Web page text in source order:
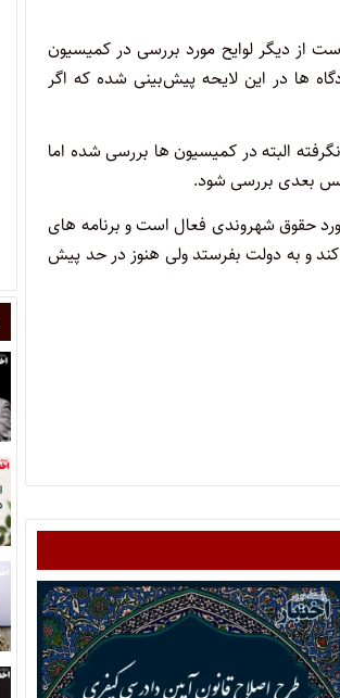
از دیگر لوایح مورد بررسی در کمیسیون
در این لایحه پیش‌بینی شده که اگر
البته در کمیسیون ها بررسی شده اما
بعدی بررسی شود.
حقوق شهروندی فعال است و برنامه های
کند و به دولت بفرستد ولی هنوز در حد پیش